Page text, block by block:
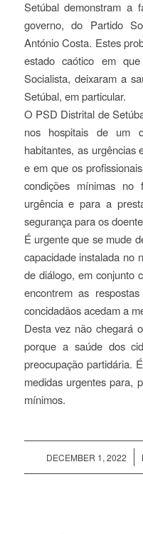
Setúbal demonstram a
governo, do Partido
António Costa. Estes
estado caótico em
Socialista, deixaram a
Setúbal, em particular.
O PSD Distrital de
nos hospitais de um
habitantes, as urgências
e em que os
condições mínimas no
urgência e para a
segurança para os
É urgente que se mude
capacidade instalada no
de diálogo, em conjunto
encontrem as
concidadãos acedam a
Desta vez não chegará
porque a saúde dos
preocupação partidária.
medidas urgentes para,
mínimos.
DECEMBER 1, 2022
/